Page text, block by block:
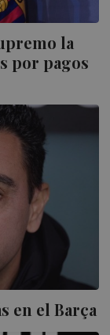
la
por pagos
en el Barça